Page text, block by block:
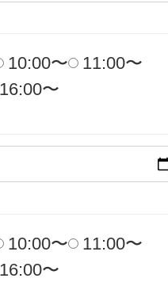
10:00〜
11:00〜
16:00〜
10:00〜
11:00〜
16:00〜